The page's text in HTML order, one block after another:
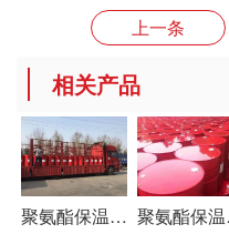
上一条
相关产品
聚氨酯保温材料 聚氨酯保温材料